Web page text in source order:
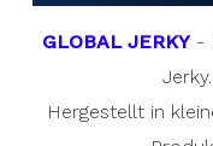
GLOBAL JERKY-
Hergestellt in